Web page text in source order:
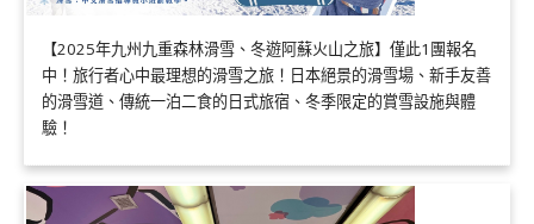
【2025年九州九重森林滑雪、冬遊阿蘇火山之旅】僅此1團報名
中！旅行者心中最理想的滑雪之旅！日本絕景的滑雪場、新手友善
的滑雪道、傳統一泊二食的日式旅宿、冬季限定的賞雪設施與體
驗！